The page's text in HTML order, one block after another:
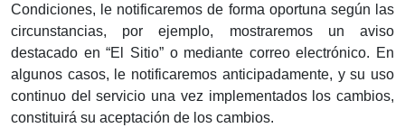
Condiciones, le notificaremos de forma oportuna según las
circunstancias, por ejemplo, mostraremos un aviso
destacado en “El Sitio” o mediante correo electrónico. En
algunos casos, le notificaremos anticipadamente, y su uso
continuo del servicio una vez implementados los cambios,
constituirá su aceptación de los cambios.